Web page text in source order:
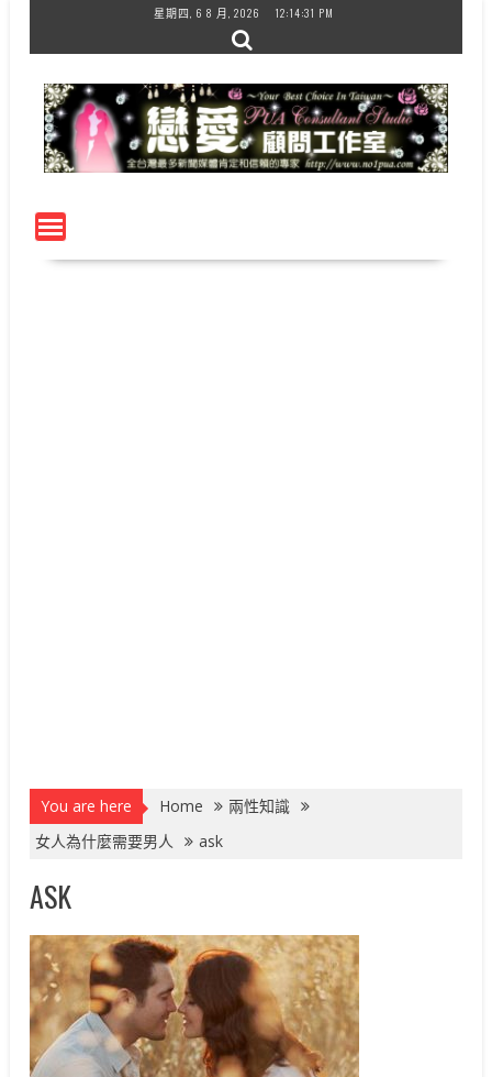
content
星期四, 6 8 月, 2026 12:14:32 PM
You are here Home
兩性知識
女人為什麼需要男人
ask
ASK